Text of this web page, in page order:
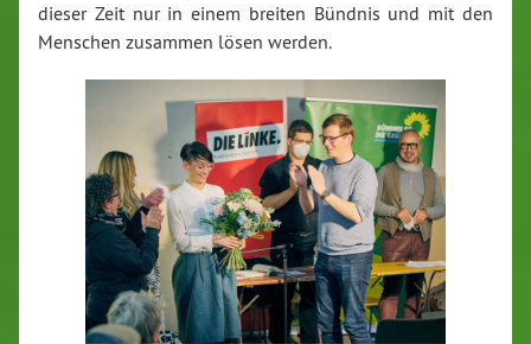
dieser Zeit nur in einem breiten Bündnis und mit den
Menschen zusammen lösen werden.